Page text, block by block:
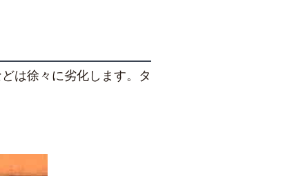
は徐々に劣化します。タ